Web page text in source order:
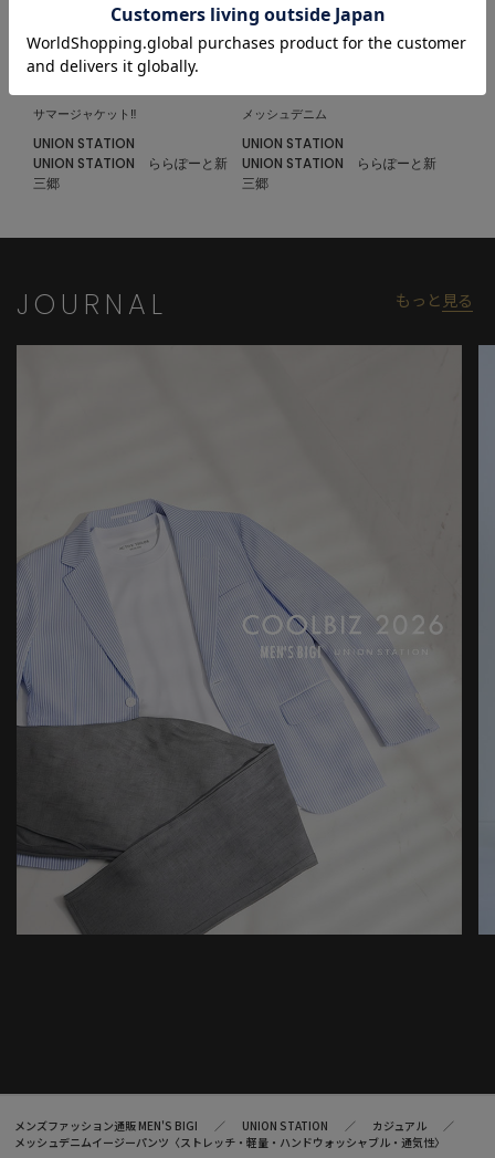
サマージャケット‼︎
UNION STATION
UNION STATION ららぽーと新
三郷
メッシュデニム
UNION STATION
UNION STATION ららぽーと新
三郷
JOURNAL もっと 見る
メンズファッション通販 MEN'S BIGI UNION STATION
カジュアル
メッシュデニムイージーパンツ〈ストレッチ・軽量・ハンドウォッシャブル・通気性〉